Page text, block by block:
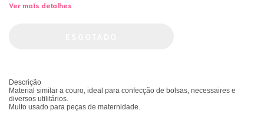
Ver mais detalhes
Descrição
Material similar a couro, ideal para confecção de bolsas, necessaires e
diversos utilitários.
Muito usado para peças de maternidade.